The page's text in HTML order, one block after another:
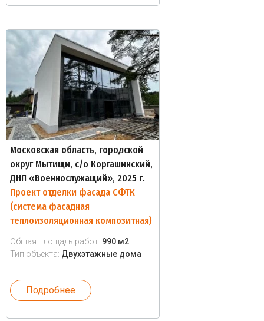
Московская область, городской
округ Мытищи, с/о Коргашинский,
ДНП «Военнослужащий», 2025 г.
Проект отделки фасада СФТК
(система фасадная
теплоизоляционная композитная)
Общая площадь работ: 990 м2
Тип объекта: Двухэтажные дома
Подробнее